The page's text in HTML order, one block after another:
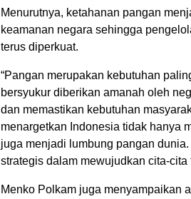
Menurutnya, ketahanan pangan
keamanan negara sehingga
terus diperkuat.
“Pangan merupakan kebutuhan
bersyukur diberikan amanah oleh
dan memastikan kebutuhan
menargetkan Indonesia tidak hanya
juga menjadi lumbung pangan
strategis dalam mewujudkan cita-
Menko Polkam juga menyampaikan